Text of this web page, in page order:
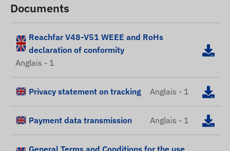
Documents
Reachfar V48-V51 WEEE and RoHs
declaration of conformity
Anglais - 1
Privacy statement on tracking Anglais - 1
Payment data transmission Anglais - 1